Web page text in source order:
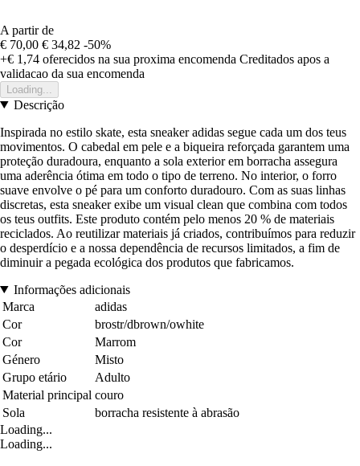
A partir de
€ 70,00 € 34,82 -50%
+€ 1,74 oferecidos na sua proxima encomenda Creditados apos a
validacao da sua encomenda
Loading...
Descrição
Inspirada no estilo skate, esta sneaker adidas segue cada um dos teus
movimentos. O cabedal em pele e a biqueira reforçada garantem uma
proteção duradoura, enquanto a sola exterior em borracha assegura
uma aderência ótima em todo o tipo de terreno. No interior, o forro
suave envolve o pé para um conforto duradouro. Com as suas linhas
discretas, esta sneaker exibe um visual clean que combina com todos
os teus outfits. Este produto contém pelo menos 20 % de materiais
reciclados. Ao reutilizar materiais já criados, contribuímos para reduzir
o desperdício e a nossa dependência de recursos limitados, a fim de
diminuir a pegada ecológica dos produtos que fabricamos.
Informações adicionais
Marca
adidas
Cor
brostr/dbrown/owhite
Cor
Marrom
Género
Misto
Grupo etário
Adulto
Material principal couro
Sola
borracha resistente à abrasão
Loading...
Loading...